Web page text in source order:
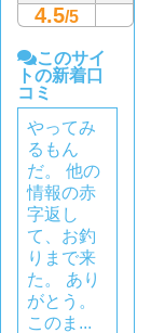
4.5/5
このサイ
トの新着口
コミ
やってみ
るもん
だ。 他の
情報の赤
字返し
て、お釣
りまで来
た。 あり
がとう。
このま...